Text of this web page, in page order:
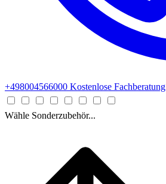
+498004566000 Kostenlose Fachberatung
Wähle Sonderzubehör...